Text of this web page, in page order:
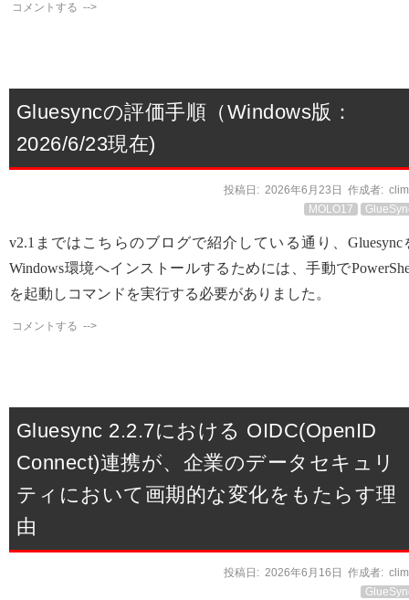
コメントする -->
Gluesyncの評価手順（Windows版：
2026/6/23現在)
投稿日: 2026年6月23日 作成者:
MOLO17
v2.1まではこちらのブログで紹介している通り、Gluesync
Windows環境へインストールするためには、手動で
を起動しコマンドを実行する必要がありました。
コメントする -->
Gluesync 2.2.7における OIDC(OpenID
Connect)連携が、企業のデータセキュリ
ティにおいて画期的な変化をもたらす理
由
投稿日: 2026年6月16日 作成者: